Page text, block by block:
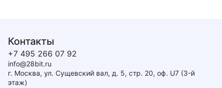
Контакты
+7 495 266 07 92
info@28bit.ru
г. Москва, ул. Сущевский вал, д. 5, стр. 20, оф. U7 (3-й
этаж)